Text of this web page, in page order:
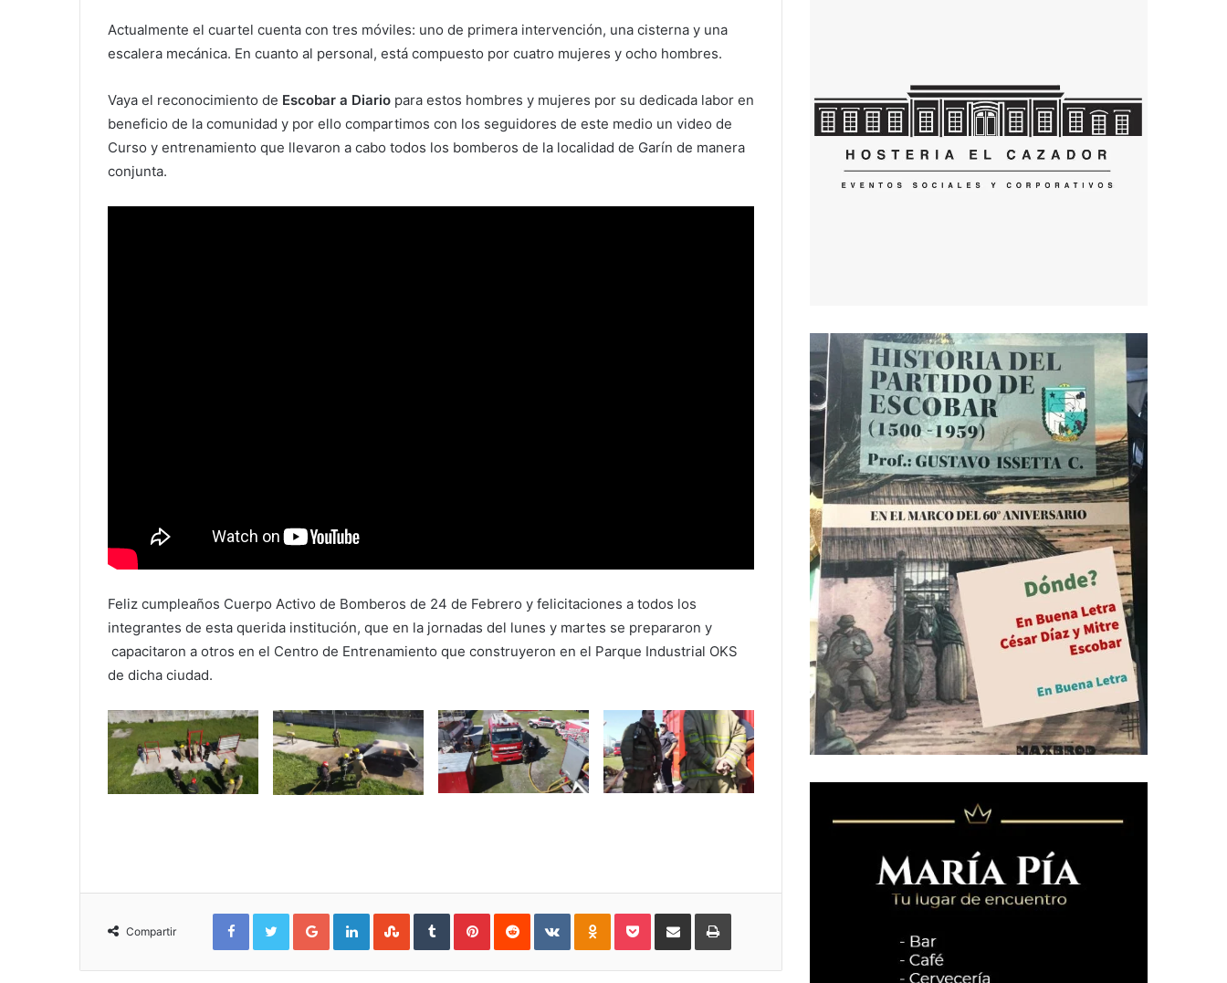
Actualmente el cuartel cuenta con tres móviles: uno de primera intervención, una cisterna y una
escalera mecánica. En cuanto al personal, está compuesto por cuatro mujeres y ocho hombres.
Vaya el reconocimiento de Escobar a Diario para estos hombres y mujeres por su dedicada labor en
beneficio de la comunidad y por ello compartimos con los seguidores de este medio un video de
Curso y entrenamiento que llevaron a cabo todos los bomberos de la localidad de Garín de manera
conjunta.
Feliz cumpleaños Cuerpo Activo de Bomberos de 24 de Febrero y felicitaciones a todos los
integrantes de esta querida institución, que en la jornadas del lunes y martes se prepararon y
capacitaron a otros en el Centro de Entrenamiento que construyeron en el Parque Industrial OKS
de dicha ciudad.
Compartir
FacebookTwitterGoogle+LinkedInStumbleUpon
TumblrPinterestReddit VKontakteOdnoklassniki
PocketCompartirImprimir